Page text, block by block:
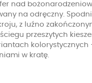
nad
na odręczny.
z luźno
przeszytych
kolorystycznych
w kratę.